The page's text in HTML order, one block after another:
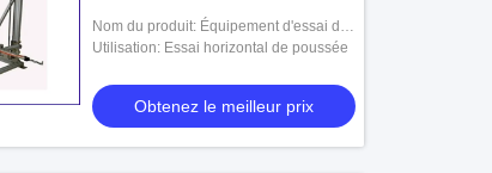
d'équipement d'essai
Nom du produit: Équipement d'essai de
jouets
Utilisation: Essai horizontal de poussée
Obtenez le meilleur prix